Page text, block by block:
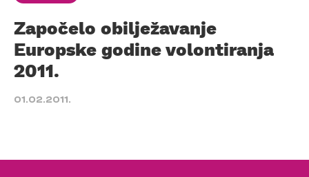
Započelo obilježavanje
Europske godine volontiranja
2011.
01.02.2011.